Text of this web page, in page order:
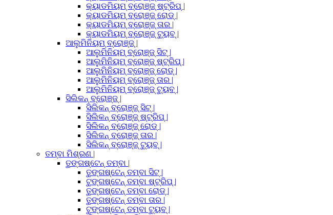
କ୍ୟାଡମିୟମ୍ ବ୍ରୋଞ୍ଜ୍ ଷ୍ଟ୍ରିପ୍ |
କ୍ୟାଡମିୟମ୍ ବ୍ରୋଞ୍ଜ୍ ରୋଡ୍ |
କ୍ୟାଡମିୟମ୍ ବ୍ରୋଞ୍ଜ୍ ତାର |
କ୍ୟାଡମିୟମ୍ ବ୍ରୋଞ୍ଜ୍ ଟ୍ୟୁବ୍ |
ଆଲୁମିନିୟମ୍ ବ୍ରୋଞ୍ଜ୍ |
ଆଲୁମିନିୟମ୍ ବ୍ରୋଞ୍ଜ୍ ସିଟ୍ |
ଆଲୁମିନିୟମ୍ ବ୍ରୋଞ୍ଜ୍ ଷ୍ଟ୍ରିପ୍ |
ଆଲୁମିନିୟମ୍ ବ୍ରୋଞ୍ଜ୍ ରୋଡ୍ |
ଆଲୁମିନିୟମ୍ ବ୍ରୋଞ୍ଜ୍ ତାର |
ଆଲୁମିନିୟମ୍ ବ୍ରୋଞ୍ଜ୍ ଟ୍ୟୁବ୍ |
ସିଲିକନ୍ ବ୍ରୋଞ୍ଜ୍ |
ସିଲିକନ୍ ବ୍ରୋଞ୍ଜ୍ ସିଟ୍ |
ସିଲିକନ୍ ବ୍ରୋଞ୍ଜ୍ ଷ୍ଟ୍ରିପ୍ |
ସିଲିକନ୍ ବ୍ରୋଞ୍ଜ୍ ରୋଡ୍ |
ସିଲିକନ୍ ବ୍ରୋଞ୍ଜ୍ ତାର |
ସିଲିକନ୍ ବ୍ରୋଞ୍ଜ୍ ଟ୍ୟୁବ୍ |
ତମ୍ବା ମିଶ୍ରଣ |
ତୁଙ୍ଗଷ୍ଟେନ୍ ତମ୍ବା |
ତୁଙ୍ଗଷ୍ଟେନ୍ ତମ୍ବା ସିଟ୍ |
ଟୁଙ୍ଗଷ୍ଟେନ୍ ତମ୍ବା ଷ୍ଟ୍ରିପ୍ |
ତୁଙ୍ଗଷ୍ଟେନ୍ ତମ୍ବା ରୋଡ୍ |
ତୁଙ୍ଗଷ୍ଟେନ୍ ତମ୍ବା ତାର |
ଟୁଙ୍ଗଷ୍ଟେନ୍ ତମ୍ବା ଟ୍ୟୁବ୍ |